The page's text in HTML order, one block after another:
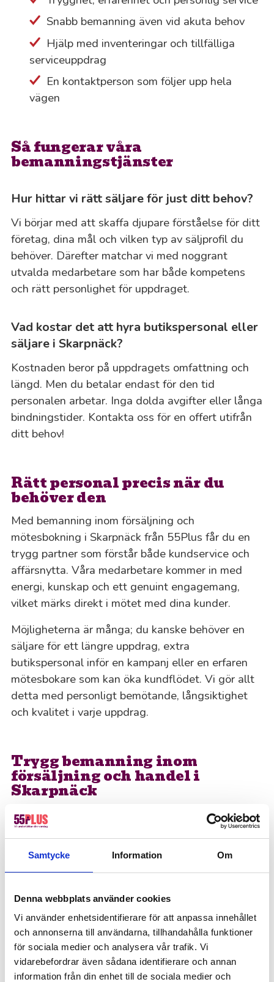
Samtycke Information Om
Denna webbplats använder cookies
Vi använder enhetsidentifierare för att anpassa innehållet
och annonserna till användarna, tillhandahålla funktioner
för sociala medier och analysera vår trafik. Vi
vidarebefordrar även sådana identifierare och annan
information från din enhet till de sociala medier och
Snabb bemanning även vid akuta behov
Hjälp med inventeringar och tillfälliga
serviceuppdrag
En kontaktperson som följer upp hela
vägen
Så fungerar våra
bemanningstjänster
Hur hittar vi rätt säljare för just ditt behov?
Vi börjar med att skaffa djupare förståelse för ditt
företag, dina mål och vilken typ av säljprofil du
behöver. Därefter matchar vi med noggrant
utvalda medarbetare som har både kompetens
och rätt personlighet för uppdraget.
Vad kostar det att hyra butikspersonal eller
säljare i Skarpnäck?
Kostnaden beror på uppdragets omfattning och
längd. Men du betalar endast för den tid
personalen arbetar. Inga dolda avgifter eller långa
bindningstider. Kontakta oss för en offert utifrån
ditt behov!
Rätt personal precis när du
behöver den
Med bemanning inom försäljning och
mötesbokning i Skarpnäck från 55Plus får du en
trygg partner som förstår både kundservice och
affärsnytta. Våra medarbetare kommer in med
energi, kunskap och ett genuint engagemang,
vilket märks direkt i mötet med dina kunder.
Möjligheterna är många; du kanske behöver en
säljare för ett längre uppdrag, extra
butikspersonal inför en kampanj eller en erfaren
mötesbokare som kan öka kundflödet. Vi gör allt
detta med personligt bemötande, långsiktighet
och kvalitet i varje uppdrag.
Trygg bemanning inom
försäljning och handel i
Skarpnäck
Vill du veta mer om hur vi kan stärka ditt team
inom försäljning, mötesbokning eller detaljhandel?
hitta rätt person för rätt uppdrag.
Så tycker våra kunder i
Skarpnäck
Vi har 4,5 på Trustpilot! Bli lika nöjd som tusentals
andra genom att anlita 55Plus.